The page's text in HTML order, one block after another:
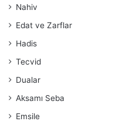
Nahiv
Edat ve Zarflar
Hadis
Tecvid
Dualar
Aksamı Seba
Emsile